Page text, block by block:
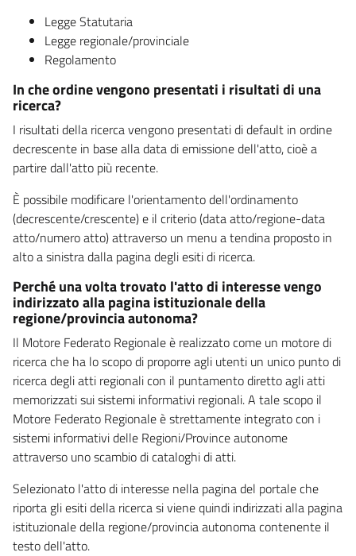
Legge Statutaria
Legge regionale/provinciale
Regolamento
In che ordine vengono presentati i risultati di una
ricerca?
I risultati della ricerca vengono presentati di default in ordine
decrescente in base alla data di emissione dell'atto, cioè a
partire dall'atto più recente.
È possibile modificare l'orientamento dell'ordinamento
(decrescente/crescente) e il criterio (data atto/regione-data
atto/numero atto) attraverso un menu a tendina proposto in
alto a sinistra dalla pagina degli esiti di ricerca.
Perché una volta trovato l'atto di interesse vengo
indirizzato alla pagina istituzionale della
regione/provincia autonoma?
Il Motore Federato Regionale è realizzato come un motore di
ricerca che ha lo scopo di proporre agli utenti un unico punto di
ricerca degli atti regionali con il puntamento diretto agli atti
memorizzati sui sistemi informativi regionali. A tale scopo il
Motore Federato Regionale è strettamente integrato con i
sistemi informativi delle Regioni/Province autonome
attraverso uno scambio di cataloghi di atti.
Selezionato l'atto di interesse nella pagina del portale che
riporta gli esiti della ricerca si viene quindi indirizzati alla pagina
istituzionale della regione/provincia autonoma contenente il
testo dell'atto.